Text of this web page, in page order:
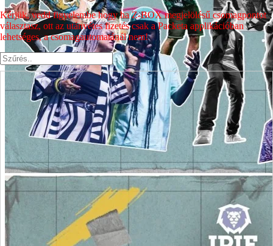
Kérjük, vedd figyelembe hogy ha Z-BOX megjelölésű csomagpontot
választasz, ott az utánvétes fizetés csak a Packeta applikációban
lehetséges, a csomagautomatánál nem!